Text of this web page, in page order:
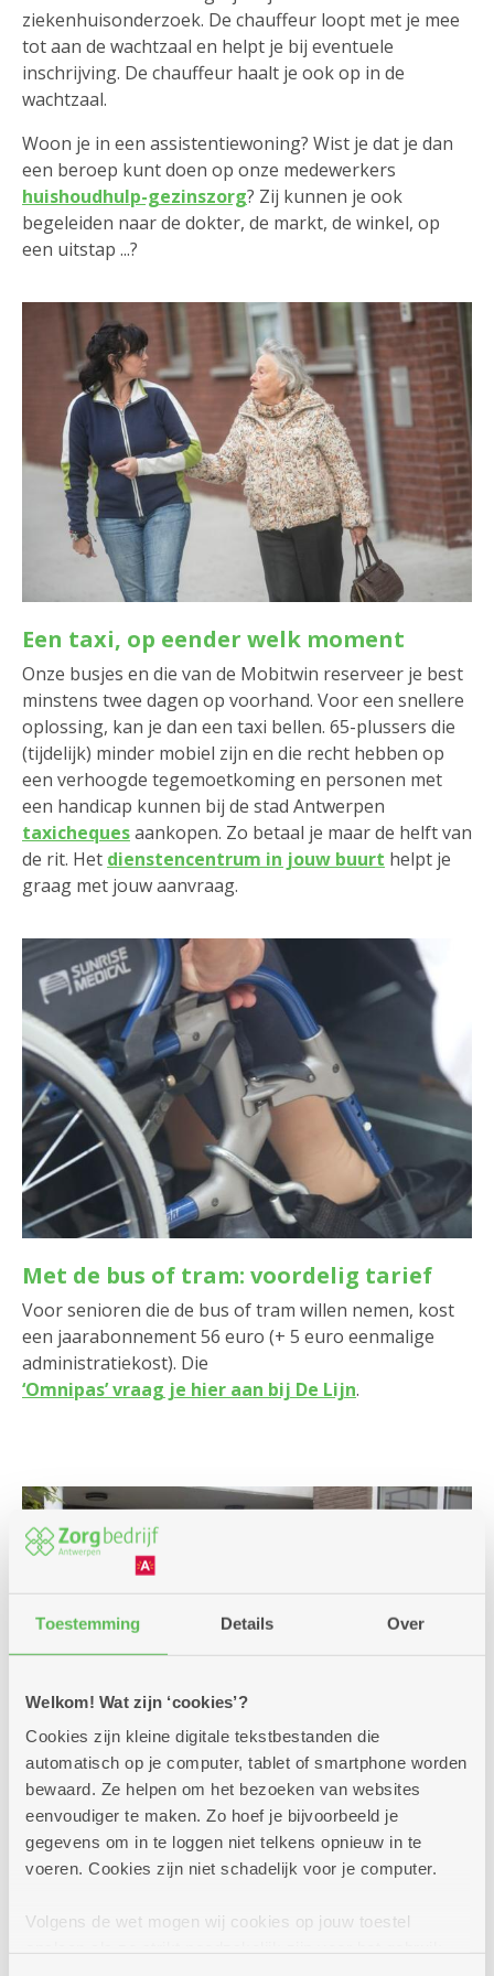
Toestemming Details Over
Welkom! Wat zijn ‘cookies’?
Cookies zijn kleine digitale tekstbestanden die
automatisch op je computer, tablet of smartphone worden
bewaard. Ze helpen om het bezoeken van websites
eenvoudiger te maken. Zo hoef je bijvoorbeeld je
gegevens om in te loggen niet telkens opnieuw in te
voeren. Cookies zijn niet schadelijk voor je computer.
Volgens de wet mogen wij cookies op jouw toestel
ziekenhuisonderzoek. De chauffeur loopt met je mee
tot aan de wachtzaal en helpt je bij eventuele
inschrijving. De chauffeur haalt je ook op in de
wachtzaal.
Woon je in een assistentiewoning? Wist je dat je dan
een beroep kunt doen op onze medewerkers
huishoudhulp-gezinszorg? Zij kunnen je ook
begeleiden naar de dokter, de markt, de winkel, op
een uitstap ...?
Een taxi, op eender welk moment
Onze busjes en die van de Mobitwin reserveer je best
minstens twee dagen op voorhand. Voor een snellere
oplossing, kan je dan een taxi bellen. 65-plussers die
(tijdelijk) minder mobiel zijn en die recht hebben op
een verhoogde tegemoetkoming en personen met
een handicap kunnen bij de stad Antwerpen
taxichequesaankopen. Zo betaal je maar de helft van
de rit. Het dienstencentrum in jouw buurt helpt je
graag met jouw aanvraag.
Met de bus of tram: voordelig tarief
Voor senioren die de bus of tram willen nemen, kost
een jaarabonnement 56 euro (+ 5 euro eenmalige
administratiekost). Die
‘Omnipas’ vraag je hier aan bij De Lijn.
Een premie of andere
financiële steun?
Voor jouw verplaatsingen met de auto, een bus,